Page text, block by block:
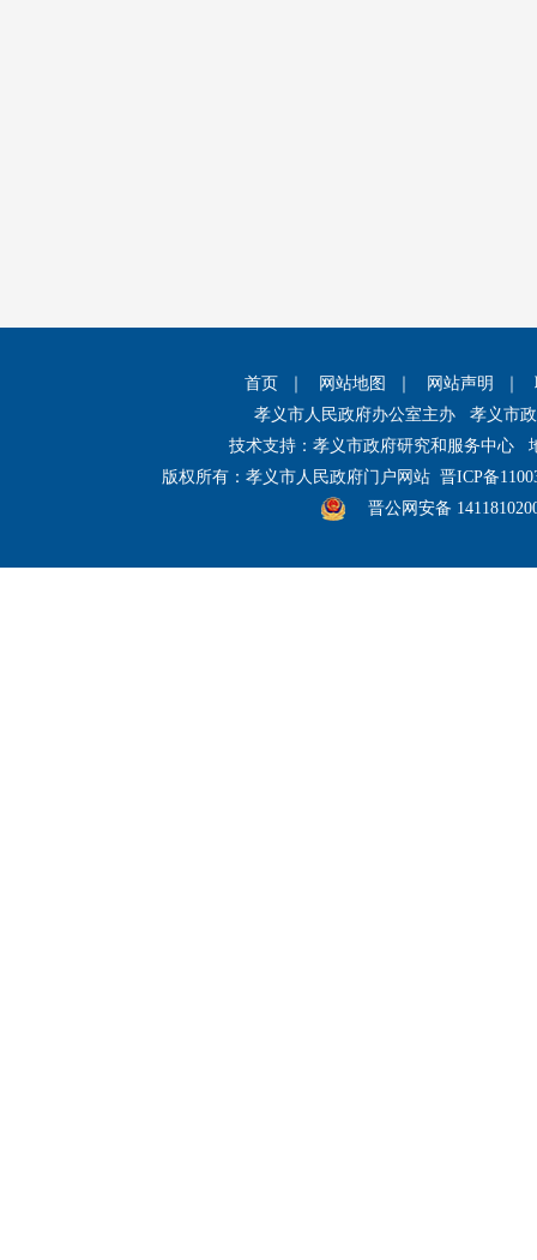
首页 网站地图 网站声明
孝义市人民政府办公室主办 孝义市
技术支持：孝义市政府研究和服务中心
版权所有：孝义市人民政府门户网站 晋ICP备
晋公网安备